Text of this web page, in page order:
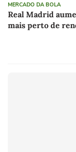
MERCADO DA BOLA
Real Madrid
mais perto de